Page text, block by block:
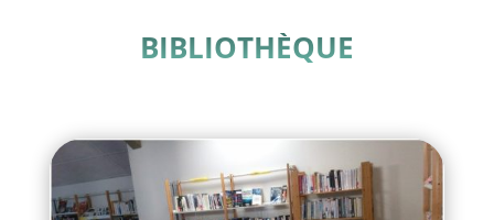
BIBLIOTHÈQUE